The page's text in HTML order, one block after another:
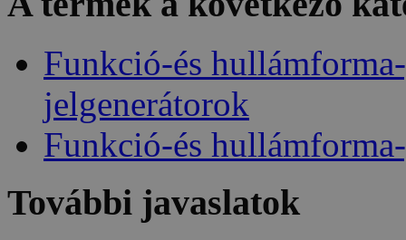
Funkció-és
jelgenerátorok
Funkció-és
További javaslatok